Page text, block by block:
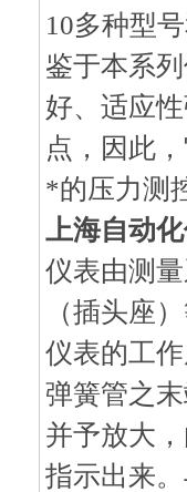
10多种型
鉴于本系
好、适应
点，因此
*的压力测
上海自动
仪表由测
（插头座
仪表的工
弹簧管之
并予放大
指示出来